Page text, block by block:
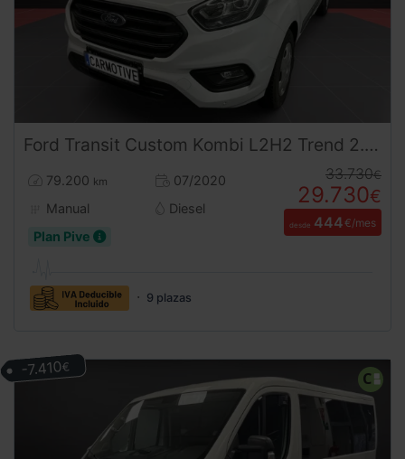
Ford Transit Custom Kombi L2H2 Trend 2.0 | 9 Plazas | Desde 444€/mes
79.200 km
07/2020
Manual
Diesel
Plan Pive
33.730€
29.730€
desde 444€/mes
9 plazas
-7.410€